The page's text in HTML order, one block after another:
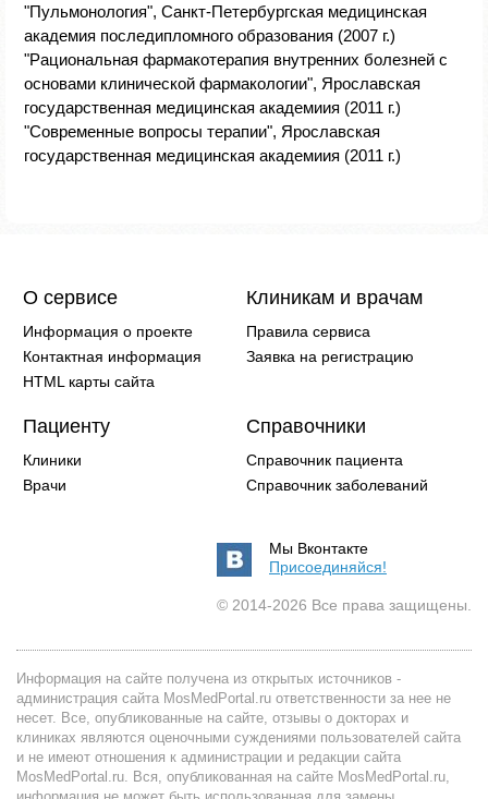
"Пульмонология", Санкт-Петербургская медицинская
академия последипломного образования (2007 г.)
"Рациональная фармакотерапия внутренних болезней с
основами клинической фармакологии", Ярославская
государственная медицинская академиия (2011 г.)
"Современные вопросы терапии", Ярославская
государственная медицинская академиия (2011 г.)
О сервисе
Информация о проекте
Контактная информация
HTML карты сайта
Клиникам и врачам
Правила сервиса
Заявка на регистрацию
Пациенту
Клиники
Врачи
Справочники
Справочник пациента
Справочник заболеваний
Мы Вконтакте
Присоединяйся!
© 2014-2026 Все права защищены.
Информация на сайте получена из открытых источников -
администрация сайта MosMedPortal.ru ответственности за нее не
несет. Все, опубликованные на сайте, отзывы о докторах и
клиниках являются оценочными суждениями пользователей сайта
и не имеют отношения к администрации и редакции сайта
MosMedPortal.ru. Вся, опубликованная на сайте MosMedPortal.ru,